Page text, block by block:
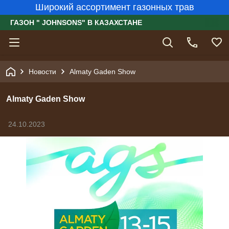
Широкий ассортимент газонных трав
ГАЗОН " JOHNSONS" В КАЗАХСТАНЕ
Новости Almaty Gaden Show
Almaty Gaden Show
24.10.2023